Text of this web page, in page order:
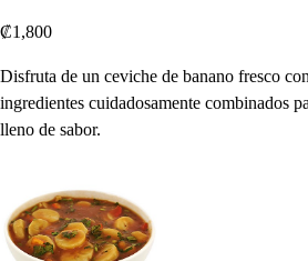
₡1,800
Disfruta de un ceviche de banano fresco
ingredientes cuidadosamente combinados
lleno de sabor.